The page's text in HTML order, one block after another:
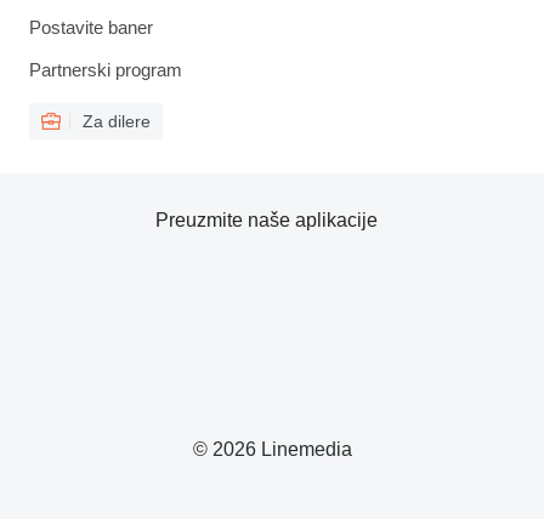
Postavite baner
Partnerski program
Za dilere
© 2026 Linemedia
Preuzmite naše aplikacije